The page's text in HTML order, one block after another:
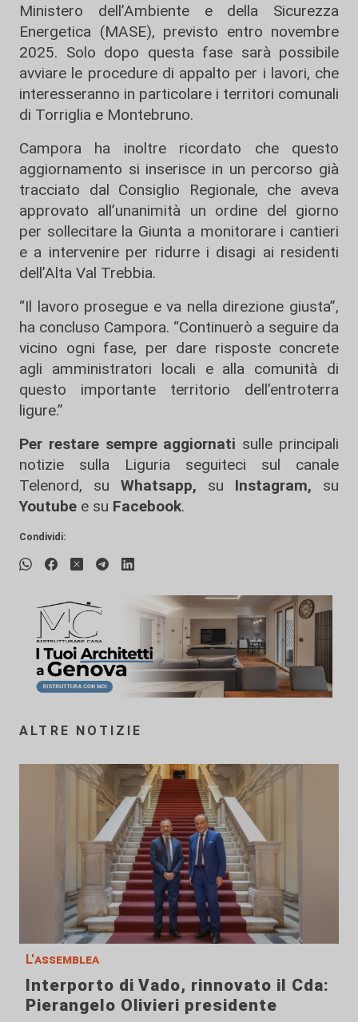
Ministero dell’Ambiente e della Sicurezza
Energetica (MASE), previsto entro novembre
2025. Solo dopo questa fase sarà possibile
avviare le procedure di appalto per i lavori, che
interesseranno in particolare i territori comunali
di Torriglia e Montebruno.
Campora ha inoltre ricordato che questo
aggiornamento si inserisce in un percorso già
tracciato dal Consiglio Regionale, che aveva
approvato all’unanimità un ordine del giorno
per sollecitare la Giunta a monitorare i cantieri
e a intervenire per ridurre i disagi ai residenti
dell’Alta Val Trebbia.
“Il lavoro prosegue e va nella direzione giusta”,
ha concluso Campora. “Continuerò a seguire da
vicino ogni fase, per dare risposte concrete
agli amministratori locali e alla comunità di
questo importante territorio dell’entroterra
ligure.”
Per restare sempre aggiornati sulle principali
notizie sulla Liguria seguiteci sul canale
Telenord, su
Whatsapp, su Instagram, su
Youtube e su Facebook.
Condividi:
ALTRE NOTIZIE
L'assemblea
Interporto di Vado, rinnovato il Cda:
Pierangelo Olivieri presidente